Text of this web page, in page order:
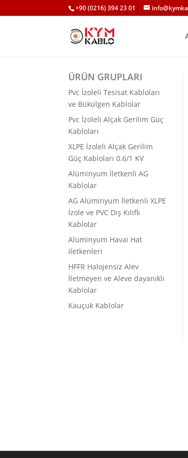
+90 (0216) 394 23 01
ÜRÜN GRUPLARI
Pvc İzoleli Tesisat Kabloları
ve Bükülgen Kablolar
Pvc İzoleli Alçak Gerilim Güç
Kabloları
XLPE İzoleli Alçak Gerilim
Güç Kabloları 0.6/1 KV
Alüminyum İletkenli AG
Kablolar
AG Alüminyum İletkenli XLPE
İzole ve PVC Dış Kılıflı
Kablolar
Alüminyum Havai Hat
iletkenleri
HFFR Halojensiz Alev
İletmeyen ve Aleve dayanıklı
Kablolar
Kauçuk Kablolar